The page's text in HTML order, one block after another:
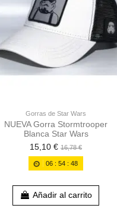
Gorras de Star Wars
NUEVA Gorra Stormtrooper
Blanca Star Wars
15,10 € 16,78 €
06 :54 :48
Añadir al carrito